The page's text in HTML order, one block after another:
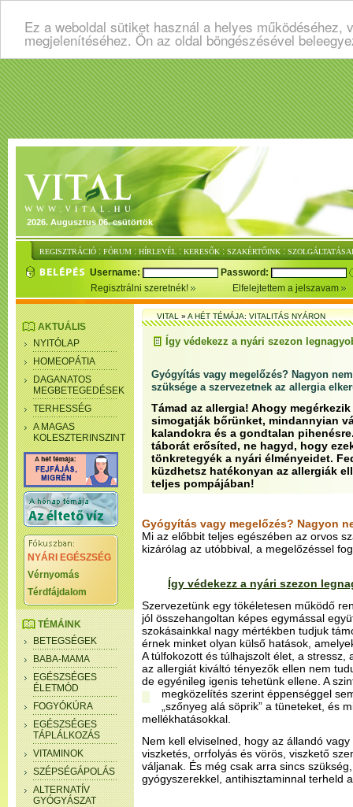
Ez a weboldal sütiket használ a helyes
megjelenítéséhez. Ön az oldal böngészésével
2026. Augusztus 06. csütörtök
REGISZTRÁCIÓ : FÓRUM : HÍRLEVÉL : KERESŐK : SZAKÉRTŐINK :
Username:
Password:
Regisztrálni szeretnék!
Elfelejtettem a jelszavam
AKTUÁLIS
NYITÓLAP
HOMEOPÁTIA
DAGANATOS
MEGBETEGEDÉSEK
TERHESSÉG
A MAGAS
KOLESZTERINSZINT
NYÁRI EGÉSZSÉG
Vérnyomás
Térdfájdalom
TÉMÁINK
BETEGSÉGEK
BABA-MAMA
EGÉSZSÉGES
ÉLETMÓD
FOGYÓKÚRA
EGÉSZSÉGES
TÁPLÁLKOZÁS
VITAMINOK
SZÉPSÉGÁPOLÁS
ALTERNATÍV
GYÓGYÁSZAT
VITAL»A HÉT TÉMÁJA: VITALITÁS NYÁRON
Így védekezz a nyári szezon
Gyógyítás vagy megelőzés? Nagyon
szüksége a szervezetnek az allergia
Támad az allergia! Ahogy
simogatják bőrünket, mindannyian
kalandokra és a gondtalan
táborát erősíted, ne hagyd, hogy
tönkretegyék a nyári élményeidet.
küzdhetsz hatékonyan az allergiák
teljes pompájában!
Gyógyítás vagy megelőzés? Nagyon
Mi az előbbit teljes egészében az orvos
kizárólag az utóbbival, a megelőzéssel
Így védekezz a nyári szezon
Szervezetünk egy tökéletesen működő
jól összehangoltan képes egymással
szokásainkkal nagy mértékben tudjuk
érnek minket olyan külső hatások,
A túlfokozott és túlhajszolt élet, a stressz,
az allergiát kiváltó tényezők ellen nem
de egyénileg igenis tehetünk ellene. A
megközelítés szerint éppenséggel
„szőnyeg alá söprik” a tüneteket, és
mellékhatásokkal.
Nem kell elviselned, hogy az állandó
viszketés, orrfolyás és vörös, viszkető
váljanak. És még csak arra sincs
gyógyszerekkel, antihisztaminnal terheld